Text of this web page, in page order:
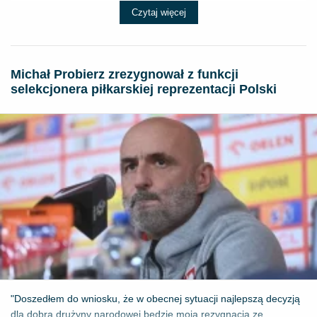
Czytaj więcej
Michał Probierz zrezygnował z funkcji
selekcjonera piłkarskiej reprezentacji Polski
"Doszedłem do wniosku, że w obecnej sytuacji najlepszą decyzją
dla dobra drużyny narodowej będzie moja rezygnacja ze